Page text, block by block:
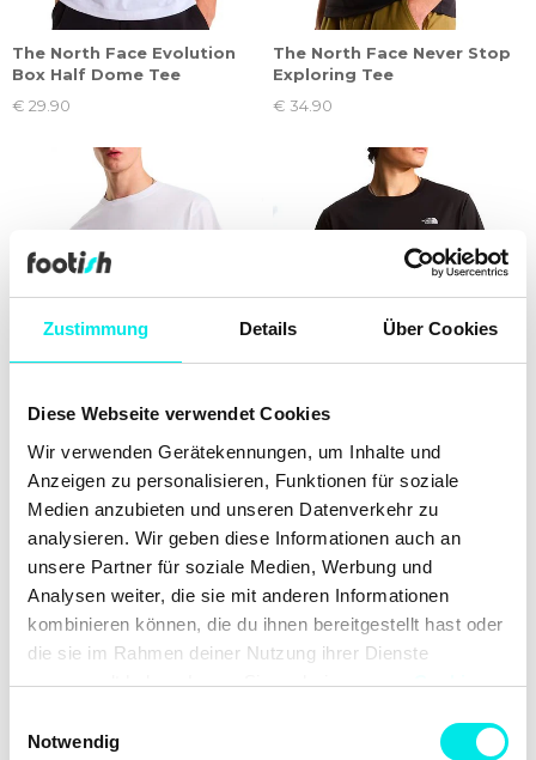
Zustimmung Details Über Cookies
Diese Webseite verwendet Cookies
Wir verwenden Gerätekennungen, um Inhalte und
Anzeigen zu personalisieren, Funktionen für soziale
Medien anzubieten und unseren Datenverkehr zu
analysieren. Wir geben diese Informationen auch an
unsere Partner für soziale Medien, Werbung und
Analysen weiter, die sie mit anderen Informationen
kombinieren können, die du ihnen bereitgestellt hast oder
die sie im Rahmen deiner Nutzung ihrer Dienste
gesammelt haben. Lesen Sie mehr in unsererCookie-
darüber, wie
Notwendig
The North Face Evolution
Box Half Dome Tee
€ 29.90
The North Face Never Stop
Exploring Tee
€ 34.90
The North Face Mountain
Logo Relaxed Tee
€ 34.90
The North Face Evolution
Simple Dome Tee
€ 29.90